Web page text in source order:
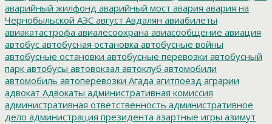
аварийный жилфонд аварийный мост авария авария на
Чернобыльской АЭС август Авдалян авиабилеты
авиакатастрофа авиалесоохрана авиасообщение авиация
автобус автобусная остановка автобусные войны
автобусные остановки автобусные перевозки автобусный
парк автобусы автовокзал автоклуб автомобили
автомобиль автоперевозки Агада агитпоезд аграрии
адвокат Адвокаты административная комиссия
административная ответственность административное
дело администрация президента азартные игры азимут